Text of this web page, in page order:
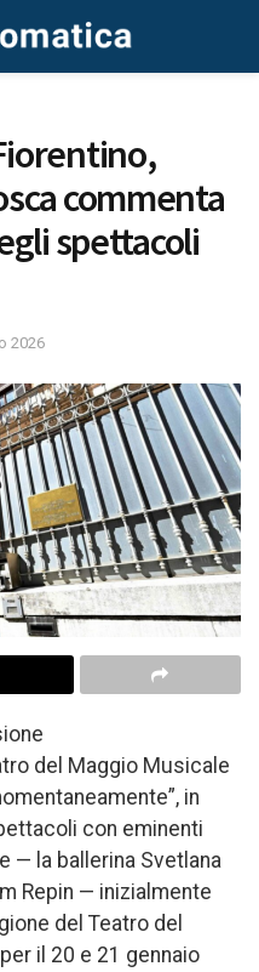
commenta
spettacoli
2026
del Maggio Musicale
in
con eminenti
— la ballerina Svetlana
Repin — inizialmente
del Teatro del
il 20 e 21 gennaio